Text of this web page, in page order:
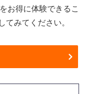
お得に体験できるこ
てみてください。